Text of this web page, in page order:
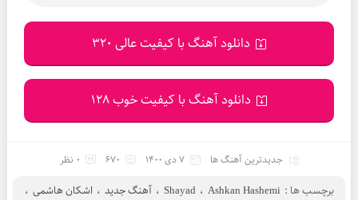
دانلود آهنگ با کیفیت عالی 320
دانلود آهنگ با کیفیت خوب 128
جدیدترین آهنگ ها 7 دی 1400 670 0 نظر
برچسب ها : Ashkan Hashemi ، Shayad ، آهنگ جدید ، اشکان هاشمی ،